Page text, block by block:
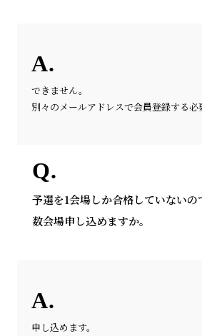
できません。
別々のメールアドレスで会員登録する必
予選を1会場しか合格していない
数会場申し込めますか。
申し込めます。